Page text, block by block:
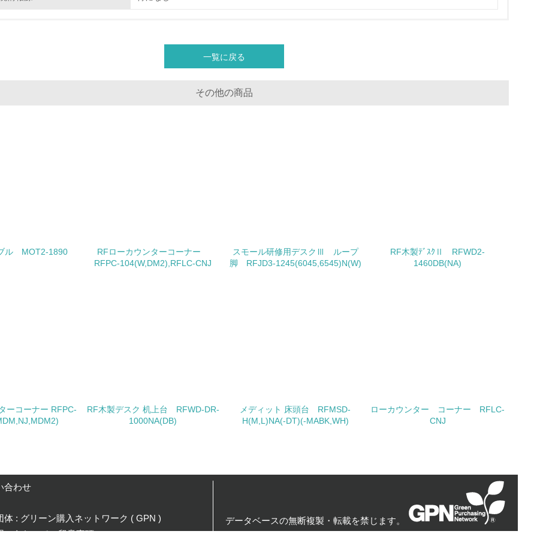
<L1> 周辺地域の環境保全活動を行い、自治体や地域団体の活動に積極的に参加している
チェック項目 チェック
チェック項目
一覧に戻る
その他の商品
ル MOT2-1890
RFローカウンターコーナー
RFPC-104(W,DM2),RFLC-CNJ
スモール研修用デスクⅢ ループ
脚 RFJD3-1245(6045,6545)N(W)
RF木製ﾃﾞｽｸⅡ RFWD2-
1460DB(NA)
ーコーナー RFPC-
RF木製デスク 机上台 RFWD-DR-
1000NA(DB)
メディット 床頭台 RFMSD-
H(M,L)NA(-DT)(-MABK,WH)
ローカウンター コーナー RFLC-
CNJ
合わせ
体 : グリーン購入ネットワーク ( GPN )
にあたっての留意事項
データベースの無断複製・転載を禁じます。